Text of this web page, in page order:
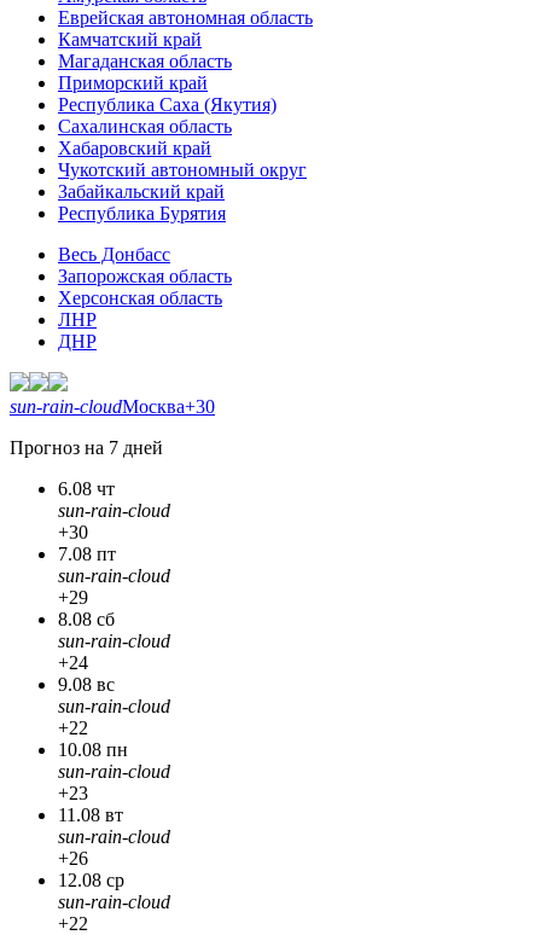
Еврейская автономная область
Камчатский край
Магаданская область
Приморский край
Республика Саха (Якутия)
Сахалинская область
Хабаровский край
Чукотский автономный округ
Забайкальский край
Республика Бурятия
Весь Донбасс
Запорожская область
Херсонская область
ЛНР
ДНР
sun-rain-cloudМосква+30
Прогноз на 7 дней
6.08 чт
sun-rain-cloud
+30
7.08 пт
sun-rain-cloud
+29
8.08 сб
sun-rain-cloud
+24
9.08 вс
sun-rain-cloud
+22
10.08 пн
sun-rain-cloud
+23
11.08 вт
sun-rain-cloud
+26
12.08 ср
sun-rain-cloud
+22